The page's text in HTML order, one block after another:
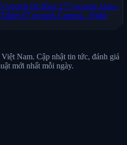
records Di động 277 records Apps -
67 records Camera - Nghe
Nam. Cập nhật tin tức, đánh giá
mới nhất mỗi ngày.